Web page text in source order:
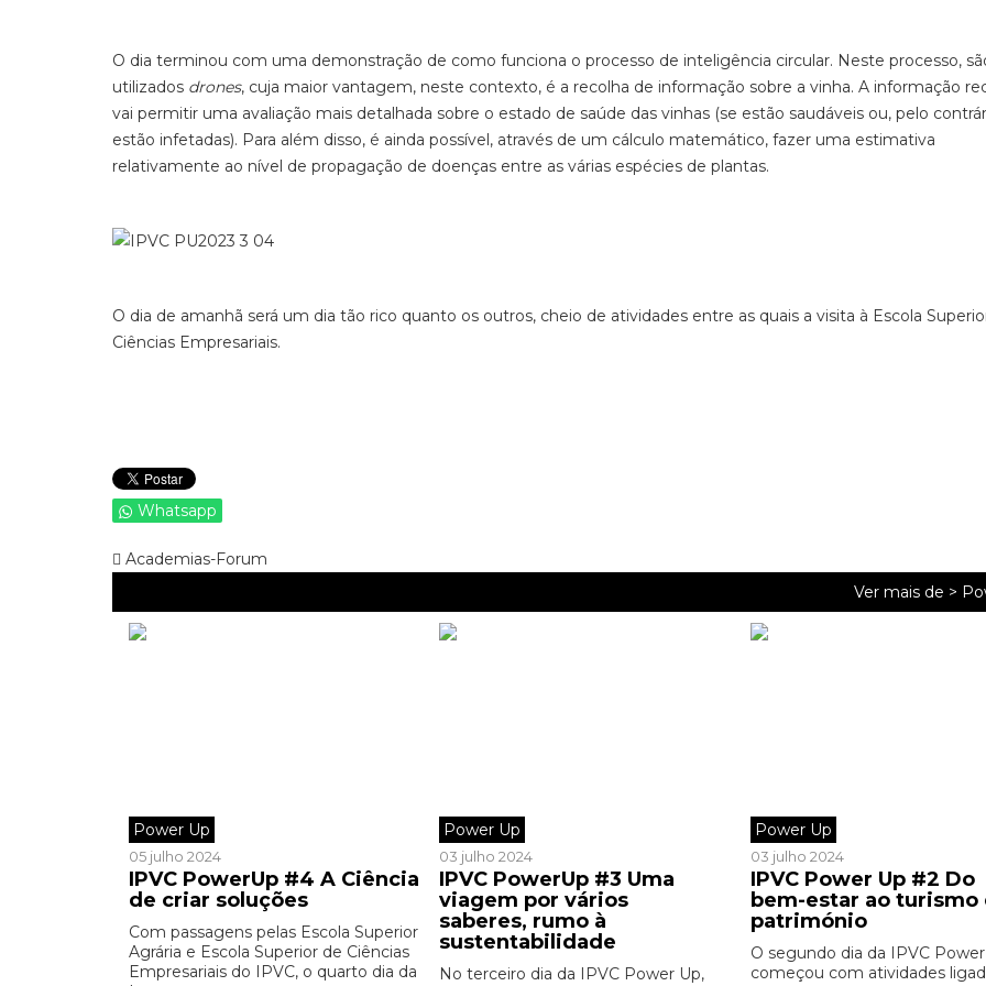
O dia terminou com uma demonstração de como funciona o processo de inteligência circular. Neste processo,
utilizados drones, cuja maior vantagem, neste contexto, é a recolha de informação sobre a vinha. A informação
vai permitir uma avaliação mais detalhada sobre o estado de saúde das vinhas (se estão saudáveis ou, pelo
estão infetadas). Para além disso, é ainda possível, através de um cálculo matemático, fazer uma estimativa
relativamente ao nível de propagação de doenças entre as várias espécies de plantas.
O dia de amanhã será um dia tão rico quanto os outros, cheio de atividades entre as quais a visita à Escola
Ciências Empresariais.
Whatsapp
Academias-Forum
Ver mais de >
Power Up
05 julho 2024
IPVC PowerUp #4 A Ciência
de criar soluções
Com passagens pelas Escola Superior
Agrária e Escola Superior de Ciências
Empresariais do IPVC, o quarto dia da
Power Up
03 julho 2024
IPVC PowerUp #3 Uma
viagem por vários
saberes, rumo à
sustentabilidade
No terceiro dia da IPVC Power Up,
Power Up
03 julho 2024
IPVC Power Up #2 Do
bem-estar ao turismo
património
O segundo dia da IPVC
começou com atividades